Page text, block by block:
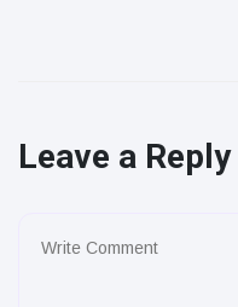
Leave a Reply